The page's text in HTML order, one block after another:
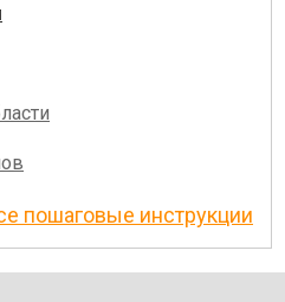
пошаговые инструкции